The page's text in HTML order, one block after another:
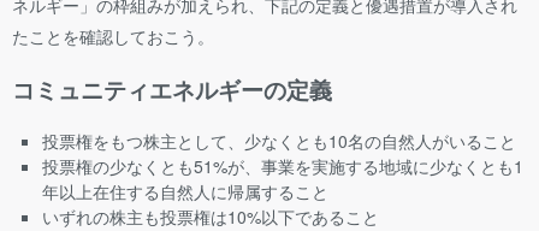
ネルギー」の枠組みが加えられ、下記の定義と優遇措置が導入され
たことを確認しておこう。
コミュニティエネルギーの定義
投票権をもつ株主として、少なくとも10名の自然人がいること
投票権の少なくとも51%が、事業を実施する地域に少なくとも1
年以上在住する自然人に帰属すること
いずれの株主も投票権は10%以下であること